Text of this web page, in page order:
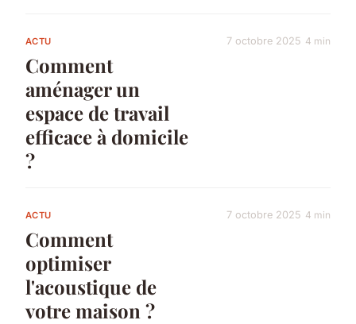
ACTU
Comment
aménager un
espace de travail
efficace à domicile
?
7 octobre 2025 4 min
ACTU
Comment
optimiser
l'acoustique de
votre maison ?
7 octobre 2025 4 min